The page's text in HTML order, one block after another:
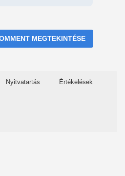
MEGTEKINTÉSE
Nyitvatartás Értékelések